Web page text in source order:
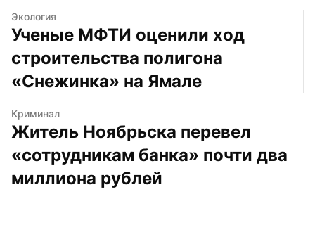
Экология
Ученые МФТИ оценили ход
строительства полигона
«Снежинка» на Ямале
Криминал
Житель Ноябрьска перевел
«сотрудникам банка» почти два
миллиона рублей